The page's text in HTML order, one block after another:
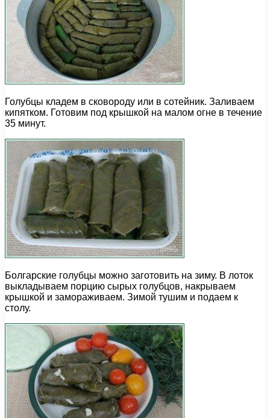
Голубцы кладем в сковороду или в сотейник. Заливаем
кипятком. Готовим под крышкой на малом огне в течение
35 минут.
Болгарские голубцы можно заготовить на зиму. В лоток
выкладываем порцию сырых голубцов, накрываем
крышкой и замораживаем. Зимой тушим и подаем к
столу.